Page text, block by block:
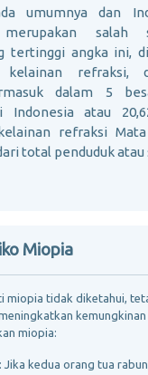
umumnya dan
merupakan salah
tertinggi angka ini,
kelainan refraksi,
dalam 5
Indonesia atau
refraksi
total penduduk
Miopia
miopia tidak diketahui,
kemungkinan
miopia:
Jika kedua orang tua